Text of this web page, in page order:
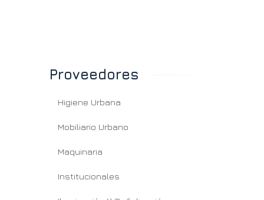
Proveedores
Higiene Urbana
Mobiliario Urbano
Maquinaria
Institucionales